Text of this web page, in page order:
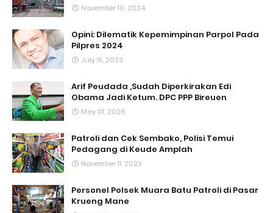
November 10, 2024
Opini: Dilematik Kepemimpinan Parpol Pada
Pilpres 2024
July 15, 2023
Arif Peudada ,Sudah Diperkirakan Edi
Obama Jadi Ketum. DPC PPP Bireuen
May 01, 2026
Patroli dan Cek Sembako, Polisi Temui
Pedagang di Keude Amplah
November 11, 2023
Personel Polsek Muara Batu Patroli di Pasar
Krueng Mane